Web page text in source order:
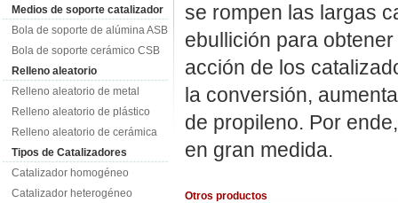
Medios de soporte catalizador
Bola de soporte de alúmina ASB
Bola de soporte cerámico CSB
Relleno aleatorio
Relleno aleatorio de metal
Relleno aleatorio de plástico
Relleno aleatorio de cerámica
Tipos de Catalizadores
Catalizador homogéneo
Catalizador heterogéneo
se rompen las largas
ebullición para
acción de los
la conversión,
de propileno. Por
en gran medida.
Otros productos